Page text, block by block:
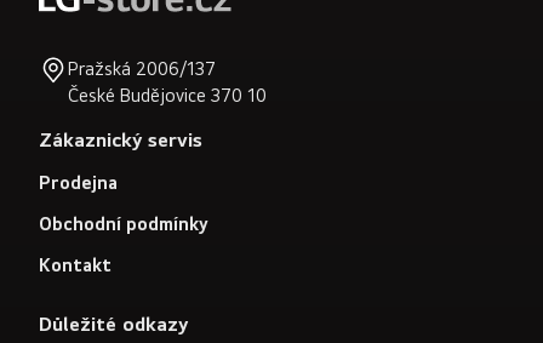
Pražská 2006/137
České Budějovice 370 10
Zákaznický servis
Prodejna
Obchodní podmínky
Kontakt
Důležité odkazy